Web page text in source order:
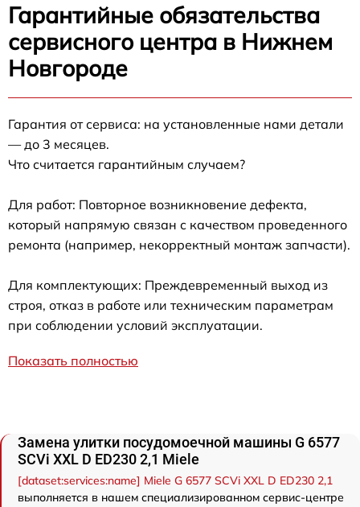
Гарантийные обязательства
сервисного центра в Нижнем
Новгороде
Гарантия от сервиса: на установленные нами детали
— до 3 месяцев.
Что считается гарантийным случаем?
Для работ: Повторное возникновение дефекта,
который напрямую связан с качеством проведенного
ремонта (например, некорректный монтаж запчасти).
Для комплектующих: Преждевременный выход из
строя, отказ в работе или техническим параметрам
при соблюдении условий эксплуатации.
Показать полностью
Замена улитки посудомоечной машины G 6577
SCVi XXL D ED230 2,1 Miele
[dataset:services:name] Miele G 6577 SCVi XXL D ED230 2,1
выполняется в нашем специализированном сервис-центре